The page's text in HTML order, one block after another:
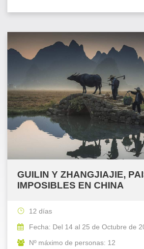
GUILIN Y ZHANGJIAJIE,
IMPOSIBLES EN CHINA
12 días
Fecha: Del 14 al 25 de Octubre de
Nº máximo de personas: 12